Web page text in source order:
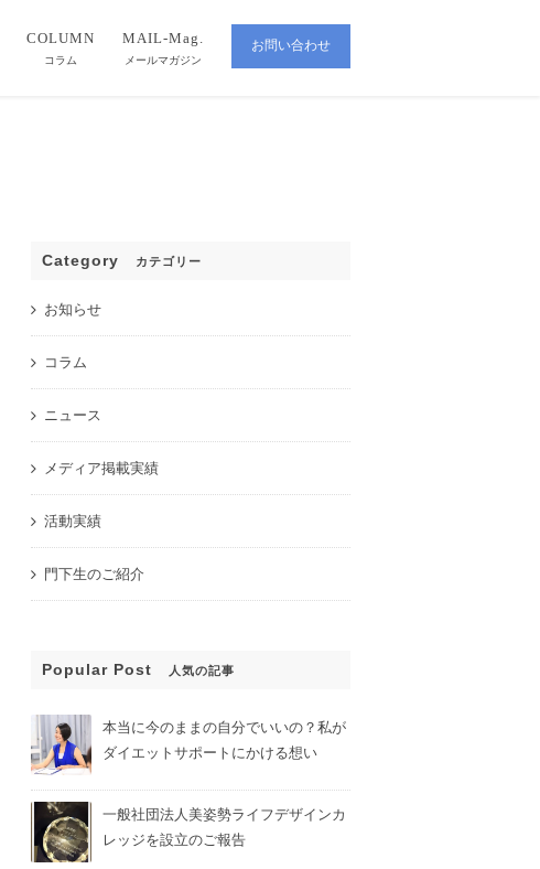
COLUMN
コラム
MAIL-Mag.
メールマガジン
CONTACT
お問い合わせ
Category カテゴリー
お知らせ
コラム
ニュース
メディア掲載実績
活動実績
門下生のご紹介
Popular Post 人気の記事
本当に今のままの自分でいいの？私が
ダイエットサポートにかける想い
一般社団法人美姿勢ライフデザインカ
レッジを設立のご報告